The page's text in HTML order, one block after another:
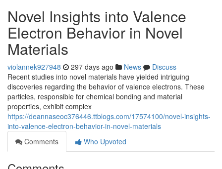
Novel Insights into Valence
Electron Behavior in Novel
Materials
violannek927948 297 days ago News
Discuss
Recent studies into novel materials have yielded intriguing
discoveries regarding the behavior of valence electrons. These
particles, responsible for chemical bonding and material
properties, exhibit complex
https://deannaseoc376446.ttblogs.com/17574100/novel-insights-
into-valence-electron-behavior-in-novel-materials
Comments
Who Upvoted